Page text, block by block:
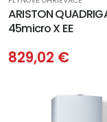
ARISTON
45micro X EE
829,02 €